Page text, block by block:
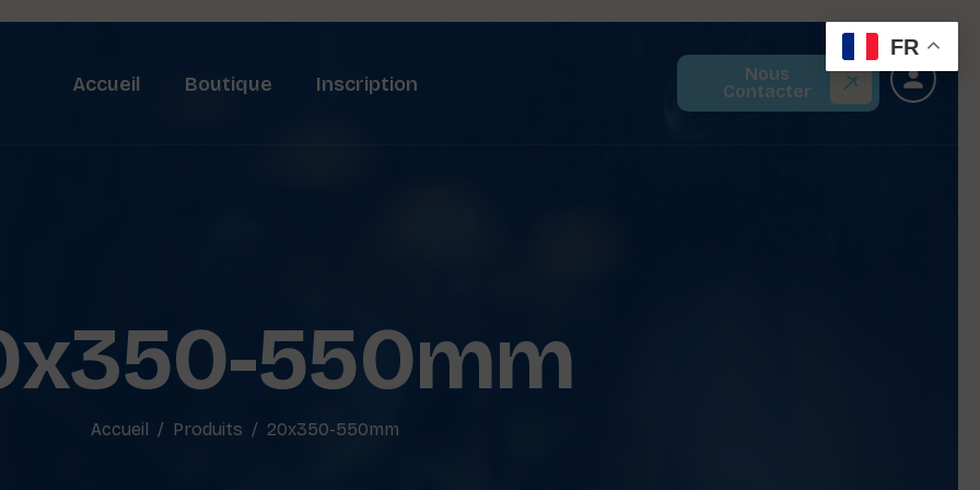
Accueil Boutique Inscription
Nous
Contacter
550mm
Accueil Produits 20x350-550mm
FR